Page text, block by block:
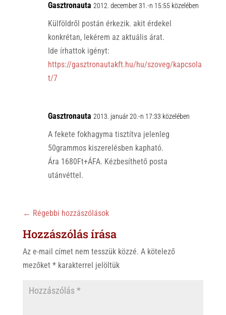
Gasztronauta 2012. december 31.-n 15:55 közelében
Külföldről postán érkezik. akit érdekel
konkrétan, lekérem az aktuális árat.
Ide írhattok igényt:
https://gasztronautakft.hu/hu/szoveg/kapcsola
t/7
Gasztronauta 2013. január 20.-n 17:33 közelében
A fekete fokhagyma tisztítva jelenleg
50grammos kiszerelésben kapható.
Ára 1680Ft+ÁFA. Kézbesíthető posta
utánvéttel.
← Régebbi hozzászólások
Hozzászólás írása
Az e-mail címet nem tesszük közzé. A kötelező
mezőket *karakterrel jelöltük